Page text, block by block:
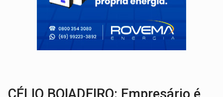
ENCONTRO:Amazônia Negra ganha projeção nacional com participação de
PREVISÃO: Porto Velho tem chances de chuvas isoladas nesta